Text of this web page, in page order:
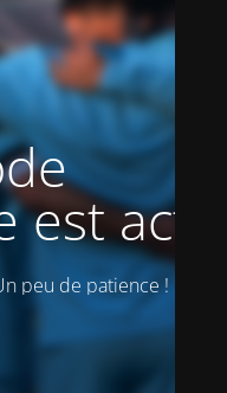
actif
peu de patience !